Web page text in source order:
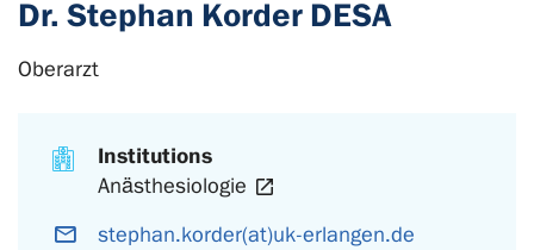
Dr. Stephan Korder DESA
Oberarzt
Institutions
Anästhesiologie
stephan.korder(at)uk-erlangen.de